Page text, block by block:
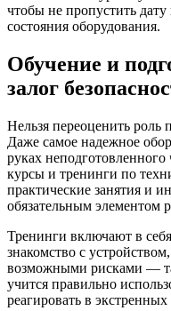
чтобы не пропустить дату
состояния оборудования.
Обучение и
залог
Нельзя переоценить роль
Даже самое надежное
руках
курсы и тренинги по
практические занятия и
обязательным элементом
Тренинги включают в
знакомство с
возможными рисками —
учится правильно
реагировать в